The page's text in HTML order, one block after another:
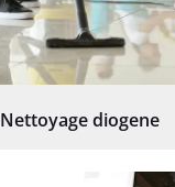
Nettoyage diogene